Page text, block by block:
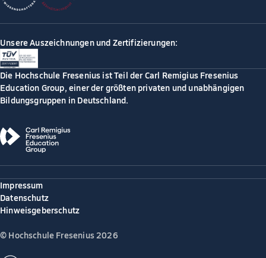
Unsere Auszeichnungen und Zertifizierungen:
Die Hochschule Fresenius ist Teil der Carl Remigius Fresenius
Education Group, einer der größten privaten und unabhängigen
Bildungsgruppen in Deutschland.
Impressum
Datenschutz
Hinweisgeberschutz
© Hochschule Fresenius 2026